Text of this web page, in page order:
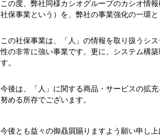
この度、弊社同様カシオグループのカシオ情
社保事業という）を、弊社の事業強化の一環
この社保事業は、「人」の情報を取り扱うシ
性の非常に強い事業です。更に、システム構
す。
今後は、「人」に関する商品・サービスの拡
努める所存でございます。
今後とも益々の御贔屓賜りますよう願い申し上